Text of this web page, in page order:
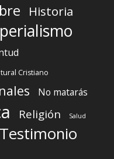
Historia
Cristiano
No matarás
Religión Salud
Testimonio